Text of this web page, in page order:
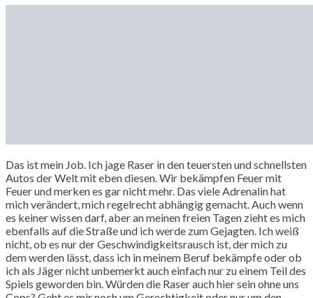
Das ist mein Job. Ich jage Raser in den teuersten und schnellsten
Autos der Welt mit eben diesen. Wir bekämpfen Feuer mit
Feuer und merken es gar nicht mehr. Das viele Adrenalin hat
mich verändert, mich regelrecht abhängig gemacht. Auch wenn
es keiner wissen darf, aber an meinen freien Tagen zieht es mich
ebenfalls auf die Straße und ich werde zum Gejagten. Ich weiß
nicht, ob es nur der Geschwindigkeitsrausch ist, der mich zu
dem werden lässt, dass ich in meinem Beruf bekämpfe oder ob
ich als Jäger nicht unbemerkt auch einfach nur zu einem Teil des
Spiels geworden bin. Würden die Raser auch hier sein ohne uns